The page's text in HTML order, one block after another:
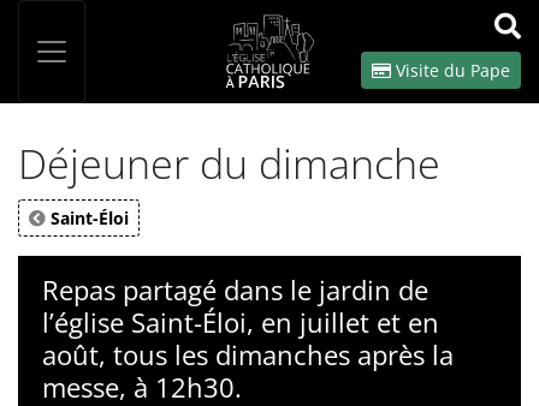
OK
Visite du Pape
Déjeuner du dimanche
Saint-Éloi
Repas partagé dans le jardin de
l’église Saint-Éloi, en juillet et en
août, tous les dimanches après la
messe, à 12h30.
Panneau de gestion des cookies